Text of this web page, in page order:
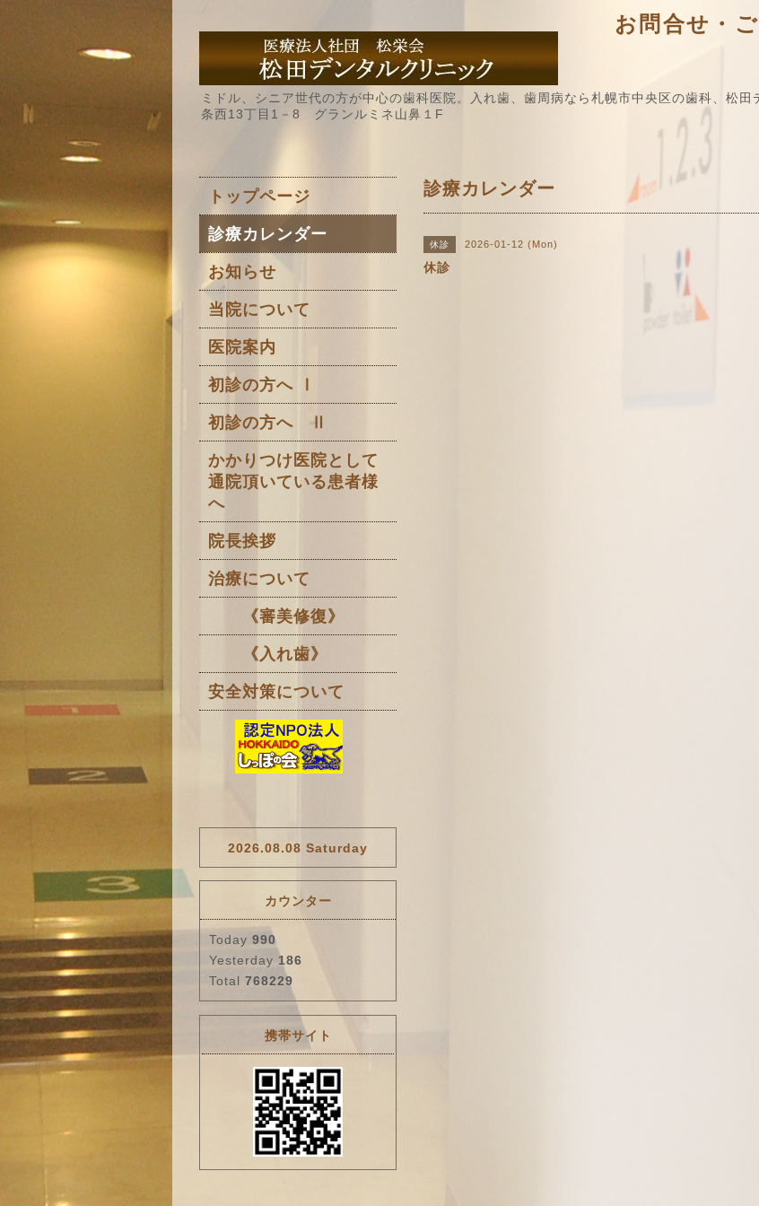
お問合せ・
ミドル、シニア世代の方が中心の歯科医院。入れ歯、歯周病なら札幌市中央区の歯科、松
条西13丁目1－8 グランルミネ山鼻１F
診療カレンダー
休診 2026-01-12 (Mon)
休診
トップページ
診療カレンダー
お知らせ
当院について
医院案内
初診の方へ Ⅰ
初診の方へ Ⅱ
かかりつけ医院として
通院頂いている患者様
へ
院長挨拶
治療について
《審美修復》
《入れ歯》
安全対策について
2026.08.08 Saturday
カウンター
Today 990
Yesterday 186
Total 768229
携帯サイト